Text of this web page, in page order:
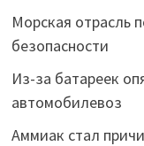
Морская отрасль
безопасности
Из-за батареек
автомобилевоз
Аммиак стал